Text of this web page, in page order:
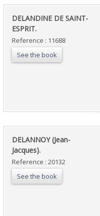
‎DELANDINE DE SAINT-
ESPRIT.‎
Reference : 11688
See the book
‎DELANNOY (Jean-
Jacques).‎
Reference : 20132
See the book